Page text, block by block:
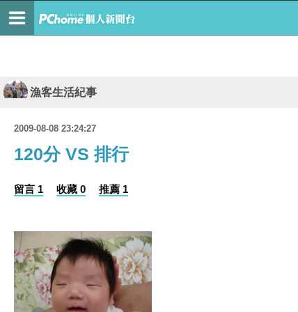
漁客生活紀事
2009-08-08 23:24:27
120分 VS 排行
留言 1 收藏 0 推薦 1